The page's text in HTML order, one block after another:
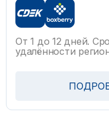
От 1 до 12 дней.
удалённости